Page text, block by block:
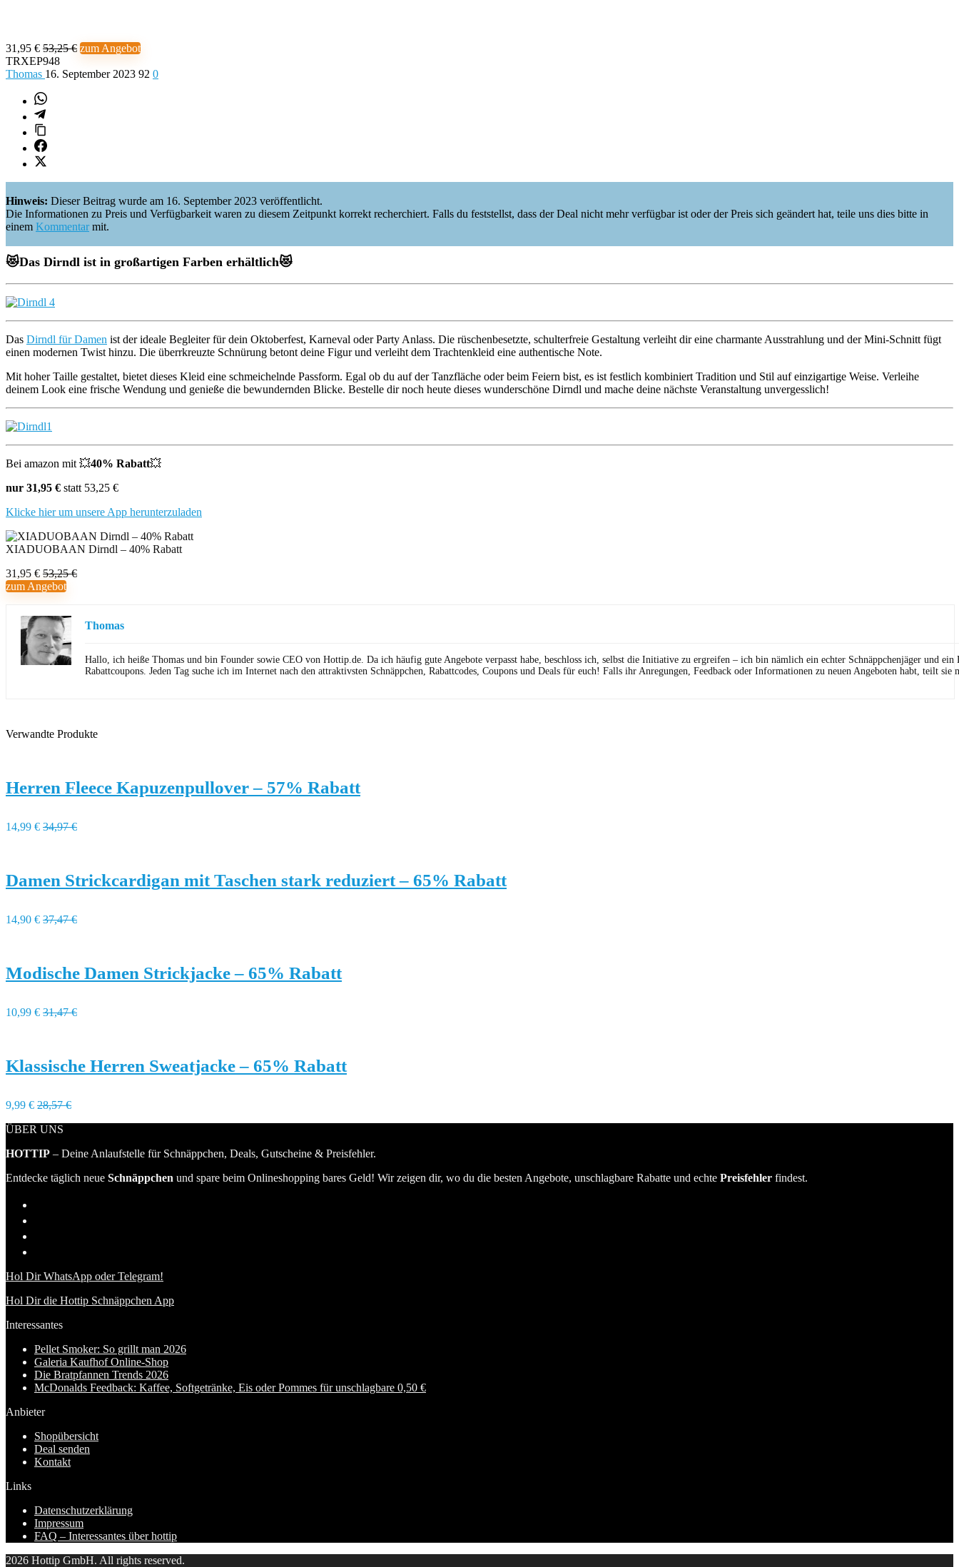
31,95 € 53,25 € zum Angebot
TRXEP948
Thomas 16. September 2023 92 0
Hinweis: Dieser Beitrag wurde am 16. September 2023 veröffentlicht.
Die Informationen zu Preis und Verfügbarkeit waren zu diesem Zeitpunkt korrekt recherchiert. Falls du feststellst, dass der Deal nicht mehr verfügbar ist oder der Preis sich geändert hat, teile uns dies bitte in
einem Kommentarmit.
😻Das Dirndl ist in großartigen Farben erhältlich😻
Das Dirndl für Damen ist der ideale Begleiter für dein Oktoberfest, Karneval oder Party Anlass. Die rüschenbesetzte, schulterfreie Gestaltung verleiht dir eine charmante Ausstrahlung und der Mini-Schnitt fügt
einen modernen Twist hinzu. Die überrkreuzte Schnürung betont deine Figur und verleiht dem Trachtenkleid eine authentische Note.
Mit hoher Taille gestaltet, bietet dieses Kleid eine schmeichelnde Passform. Egal ob du auf der Tanzfläche oder beim Feiern bist, es ist festlich kombiniert Tradition und Stil auf einzigartige Weise. Verleihe
deinem Look eine frische Wendung und genieße die bewundernden Blicke. Bestelle dir noch heute dieses wunderschöne Dirndl und mache deine nächste Veranstaltung unvergesslich!
Bei amazon mit 💥40% Rabatt💥
nur 31,95 € statt 53,25 €
Klicke hier um unsere App herunterzuladen
XIADUOBAAN Dirndl – 40% Rabatt
31,95 € 53,25 €
zum Angebot
Thomas
Hallo, ich heiße Thomas und bin Founder sowie CEO von Hottip.de. Da ich häufig gute Angebote verpasst habe, beschloss ich, selbst die Initiative zu ergreifen – ich bin nämlich ein echter Schnäppchenjäger und ein
Rabattcoupons. Jeden Tag suche ich im Internet nach den attraktivsten Schnäppchen, Rabattcodes, Coupons und Deals für euch! Falls ihr Anregungen, Feedback oder Informationen zu neuen Angeboten habt, teilt
Verwandte Produkte
Herren Fleece Kapuzenpullover – 57% Rabatt
14,99 € 34,97 €
Damen Strickcardigan mit Taschen stark reduziert – 65% Rabatt
14,90 € 37,47 €
Modische Damen Strickjacke – 65% Rabatt
10,99 € 31,47 €
Klassische Herren Sweatjacke – 65% Rabatt
9,99 € 28,57 €
ÜBER UNS
HOTTIP – Deine Anlaufstelle für Schnäppchen, Deals, Gutscheine & Preisfehler.
Entdecke täglich neue Schnäppchen und spare beim Onlineshopping bares Geld! Wir zeigen dir, wo du die besten Angebote, unschlagbare Rabatte und echte Preisfehler findest.
Hol Dir WhatsApp oder Telegram!
Hol Dir die Hottip Schnäppchen App
Interessantes
Pellet Smoker: So grillt man 2026
Galeria Kaufhof Online-Shop
Die Bratpfannen Trends 2026
McDonalds Feedback: Kaffee, Softgetränke, Eis oder Pommes für unschlagbare 0,50 €
Anbieter
Shopübersicht
Deal senden
Kontakt
Links
Datenschutzerklärung
Impressum
FAQ – Interessantes über hottip
2026 Hottip GmbH. All rights reserved.